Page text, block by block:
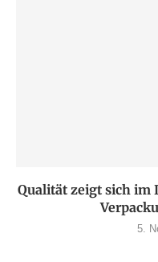
Qualität zeigt sich im
5.